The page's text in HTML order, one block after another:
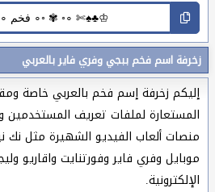
زخرفة اسم فخم ببجي وفري فاير بالعربي
إليكم زخرفة إسم فخم بالعربي خاصة
المستعارة لملفات تعريف المستخدمين
منصات ألعاب الفيديو الشهيرة مثل
موبايل وفري فاير وفورتنايت واقاريو
الإلكترونية.